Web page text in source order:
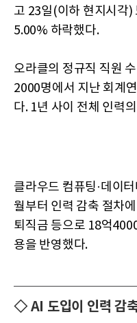
고 23일(이하 현지시각)
5.00% 하락했다.
오라클의 정규직 직원
2000명에서 지난 회계
다. 1년 사이 전체 인력
클라우드 컴퓨팅·데이
월부터 인력 감축 절차
퇴직금 등으로 18억
용을 반영했다.
◇ AI 도입이 인력 감